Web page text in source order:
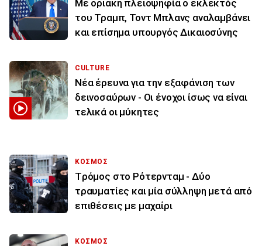
Με οριακή πλειοψηφία ο εκλεκτός
του Τραμπ, Τοντ Μπλανς αναλαμβάνει
και επίσημα υπουργός Δικαιοσύνης
CULTURE
Νέα έρευνα για την εξαφάνιση των
δεινοσαύρων - Οι ένοχοι ίσως να είναι
τελικά οι μύκητες
ΚΟΣΜΟΣ
Tρόμος στο Ρότερνταμ - Δύο
τραυματίες και μία σύλληψη μετά από
επιθέσεις με μαχαίρι
ΚΟΣΜΟΣ